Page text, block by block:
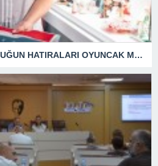
KUŞADASI’NDA ÇOCUKLUĞUN HATIRALARI OYUNCAK MÜZESİNDE HAYAT BULACAK